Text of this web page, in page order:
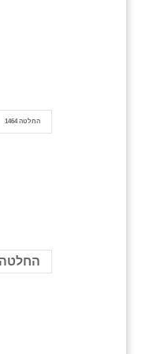
החלטה 1464
החלטה 1464